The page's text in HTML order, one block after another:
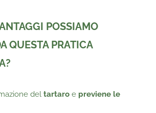
POSSIAMO
QUESTA PRATICA
del tartaro e previene le